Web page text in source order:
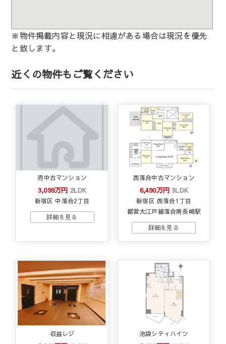
※物件掲載内容と現況に相違がある場合は現況を優先
と致します。
近くの物件もご覧ください
売中古マンション
3,099万円 2LDK
新宿区 中落合2丁目
西落合中古マンション
6,490万円3LDK
新宿区 西落合1丁目
都営大江戸線落合南長崎駅
収益レジ 池袋シティハイツ